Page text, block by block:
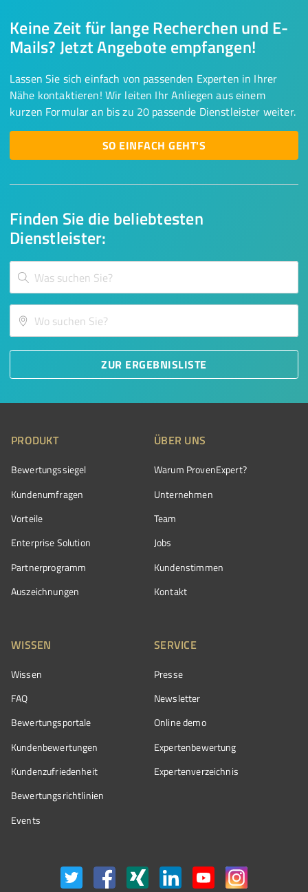
Finden Sie die beliebtesten
Dienstleister:
ZUR ERGEBNISLISTE
Keine Zeit für lange Recherchen und E-
Mails? Jetzt Angebote empfangen!
Lassen Sie sich einfach von passenden Experten in Ihrer
Nähe kontaktieren! Wir leiten Ihr Anliegen aus einem
kurzen Formular an bis zu 20 passende Dienstleister weiter.
SO EINFACH GEHT'S
PRODUKT
Bewertungssiegel
Kundenumfragen
Vorteile
Enterprise Solution
Partnerprogramm
Auszeichnungen
ÜBER UNS
Warum ProvenExpert?
Unternehmen
Team
Jobs
Kundenstimmen
Kontakt
WISSEN
Wissen
FAQ
Bewertungsportale
Kundenbewertungen
Kundenzufriedenheit
Bewertungs­richtlinien
Events
SERVICE
Presse
Newsletter
Online demo
Expertenbewertung
Expertenverzeichnis